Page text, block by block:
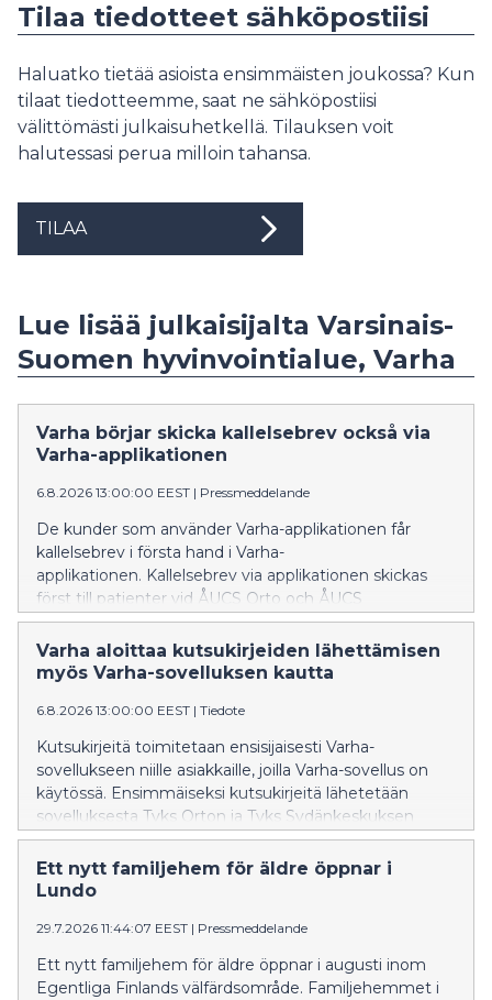
Tilaa tiedotteet sähköpostiisi
Haluatko tietää asioista ensimmäisten joukossa? Kun
tilaat tiedotteemme, saat ne sähköpostiisi
välittömästi julkaisuhetkellä. Tilauksen voit
halutessasi perua milloin tahansa.
TILAA
Lue lisää julkaisijalta Varsinais-
Suomen hyvinvointialue, Varha
Varha börjar skicka kallelsebrev också via
Varha-applikationen
6.8.2026 13:00:00 EEST | Pressmeddelande
De kunder som använder Varha-applikationen får
kallelsebrev i första hand i Varha-
applikationen. Kallelsebrev via applikationen skickas
först till patienter vid ÅUCS Orto och ÅUCS
Hjärtcentret. Utifrån erfarenheterna utvidgas
verksamhetsmodellen senare också till de övriga
specialområdena inom ÅUCS-sjukhustjänster.
Varha aloittaa kutsukirjeiden lähettämisen
myös Varha-sovelluksen kautta
6.8.2026 13:00:00 EEST | Tiedote
Kutsukirjeitä toimitetaan ensisijaisesti Varha-
sovellukseen niille asiakkaille, joilla Varha-sovellus on
käytössä. Ensimmäiseksi kutsukirjeitä lähetetään
sovelluksesta Tyks Orton ja Tyks Sydänkeskuksen
potilaille. Kokemusten perusteella toimintamallia
laajennetaan myöhemmin myös muille Tyks-
sairaalapalveluiden erikoisaloille.
Ett nytt familjehem för äldre öppnar i
Lundo
29.7.2026 11:44:07 EEST | Pressmeddelande
Ett nytt familjehem för äldre öppnar i augusti inom
Egentliga Finlands välfärdsområde. Familjehemmet i